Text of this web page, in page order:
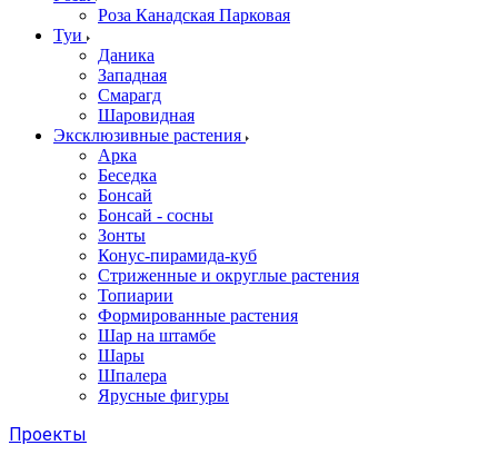
Роза Канадская Парковая
Туи
Даника
Западная
Смарагд
Шаровидная
Эксклюзивные растения
Арка
Беседка
Бонсай
Бонсай - сосны
Зонты
Конус-пирамида-куб
Стриженные и округлые растения
Топиарии
Формированные растения
Шар на штамбе
Шары
Шпалера
Ярусные фигуры
Проекты